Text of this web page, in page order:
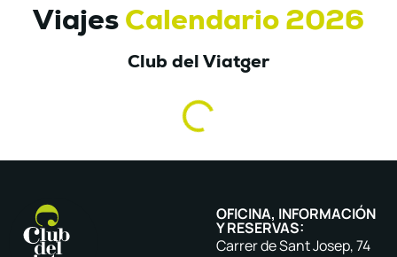
ViajesCalendario 2026
Club del Viatger
OFICINA, INFORMACIÓN
Y RESERVAS:
Carrer de Sant Josep, 74